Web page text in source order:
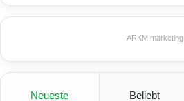
ARKM.marketing
Neueste Beliebt